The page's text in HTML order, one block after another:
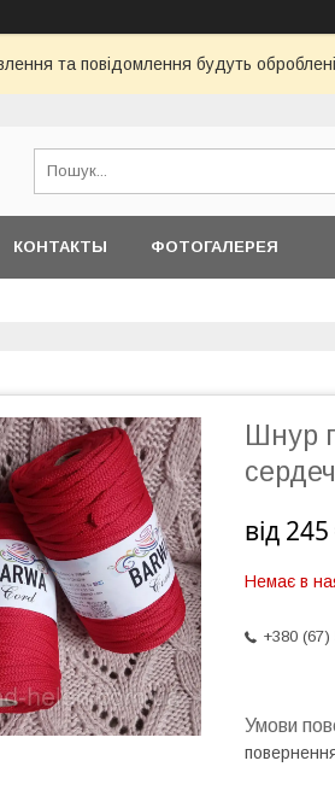
та повідомлення будуть
КОНТАКТЫ ФОТОГАЛЕРЕЯ
Шнур
від 245
Немає в
+380 (67)